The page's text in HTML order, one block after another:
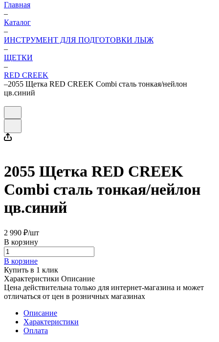
Главная
–
Каталог
–
ИНСТРУМЕНТ ДЛЯ ПОДГОТОВКИ ЛЫЖ
–
ЩЕТКИ
–
RED CREEK
–2055 Щетка RED CREEK Combi сталь тонкая/нейлон
цв.синий
2055 Щетка RED CREEK
Combi сталь тонкая/нейлон
цв.синий
2 990 ₽/шт
В корзину
В корзине
Купить в 1 клик
Характеристики Описание
Цена действительна только для интернет-магазина и может
отличаться от цен в розничных магазинах
Описание
Характеристики
Оплата